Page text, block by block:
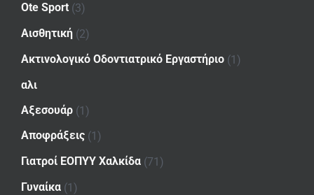
Ote Sport (3)
Αισθητική (2)
Ακτινολογικό Οδοντιατρικό Εργαστήριο (1)
αλι
Αξεσουάρ (1)
Αποφράξεις (1)
Γιατροί ΕΟΠΥΥ Χαλκίδα (71)
Γυναίκα (1)